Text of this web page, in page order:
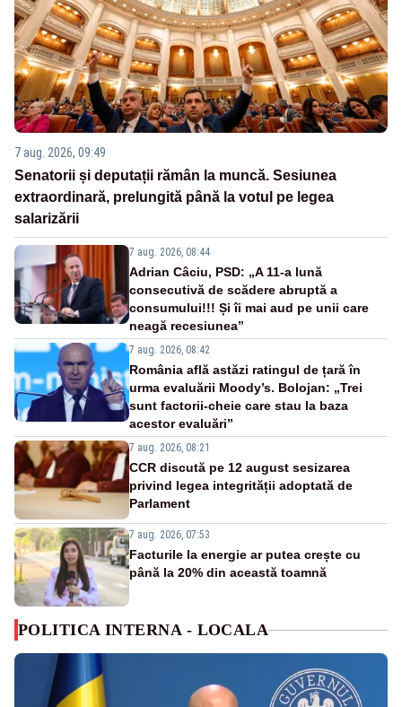
7 aug. 2026, 09:49
Senatorii și deputații rămân la muncă. Sesiunea
extraordinară, prelungită până la votul pe legea
salarizării
7 aug. 2026, 08:44
Adrian Câciu, PSD: „A 11-a lună
consecutivă de scădere abruptă a
consumului!!! Și îi mai aud pe unii care
neagă recesiunea”
7 aug. 2026, 08:42
România află astăzi ratingul de țară în
urma evaluării Moody’s. Bolojan: „Trei
sunt factorii-cheie care stau la baza
acestor evaluări”
7 aug. 2026, 08:21
CCR discută pe 12 august sesizarea
privind legea integrității adoptată de
Parlament
7 aug. 2026, 07:53
Facturile la energie ar putea crește cu
până la 20% din această toamnă
POLITICA INTERNA - LOCALA